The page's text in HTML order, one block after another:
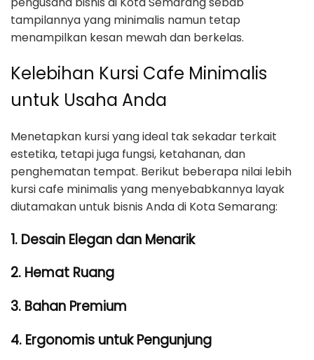
tampilannya yang minimalis namun tetap
menampilkan kesan mewah dan berkelas.
Kelebihan Kursi Cafe Minimalis
untuk Usaha Anda
Menetapkan kursi yang ideal tak sekadar terkait
estetika, tetapi juga fungsi, ketahanan, dan
penghematan tempat. Berikut beberapa nilai lebih
kursi cafe minimalis yang menyebabkannya layak
diutamakan untuk bisnis Anda di Kota Semarang:
1. Desain Elegan dan Menarik
2. Hemat Ruang
3. Bahan Premium
4. Ergonomis untuk Pengunjung